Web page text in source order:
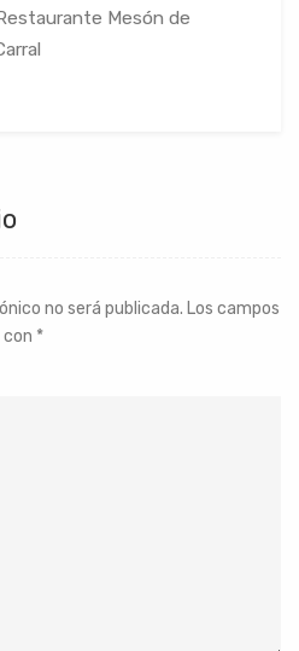
Mesón de
no será publicada. Los campos
*